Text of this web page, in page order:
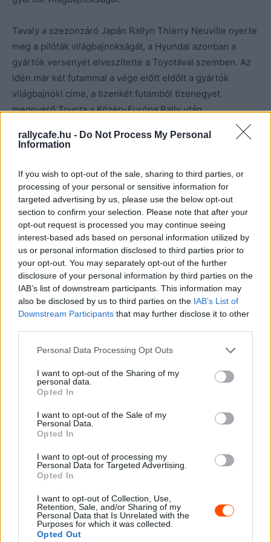
rallycafe.hu - Do Not Process My Personal
Information
If you wish to opt-out of the sale, sharing to third parties, or
processing of your personal or sensitive information for
targeted advertising by us, please use the below opt-out
section to confirm your selection. Please note that after your
opt-out request is processed you may continue seeing
interest-based ads based on personal information utilized by
us or personal information disclosed to third parties prior to
your opt-out. You may separately opt-out of the further
disclosure of your personal information by third parties on the
IAB’s list of downstream participants. This information may
also be disclosed by us to third parties on the IAB’s List of
Downstream Participants that may further disclose it to other
Please note that this website/app uses one or more Google
not limited to your visit or usage behaviour. You may click to
grant or deny consent to Google and its third-party tags to
use your data for below specified purposes in below Google
consent section.
Personal Data Processing Opt Outs
I want to opt-out of the Sharing of my
personal data.
Opted In
I want to opt-out of the Sale of my
Personal Data.
Opted In
I want to opt-out of processing my
Personal Data for Targeted Advertising.
Opted In
I want to opt-out of Collection, Use,
Retention, Sale, and/or Sharing of my
Personal Data that Is Unrelated with the
Purposes for which it was collected.
Opted Out
Tavaly a szezonzáró Japán Rallyn Thierry Neuville nyerte
meg a pilóták világbajnokságát, a Hyundai azonban a
gyártók versenyét elveszítette a Toyotával szemben. Az
idén már két futammal a vége előtt eldőlt a gyártók
világbajnoki címe, a tizenkét futamból tizenegyet
megnyerő Toyota a Közép-Európa Rally után
reménye a világbajnoki címre, de 50 pont a hátránya az
éllovas Elfyn Evans mögött, és az utolsó két futamon
legfeljebb 70 pont szerezhető, nem csoda, hogy már az
észt versenyző sem sorolja magát az esélyesek közé. A
csapat támogatja Tänakot, amíg él a matematikai esély,
amellett a következő szezonra is készül.